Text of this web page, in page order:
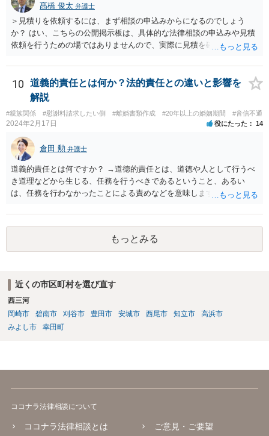
髙橋 俊太 弁護士
＞見積りを依頼するには、まず相談の申込みからになるのでしょう
か？ はい、こちらの公開掲示板は、具体的な法律相談の申込みや見積
依頼を行うための場ではありませんので、実際に見積を確認されたい
わせをしていただく必要があります。
10
道義的責任とは何か？法的責任との違いと影響を
解説
#親族関係 #慰謝料請求したい側 #離婚書類作成 #20年以上の婚姻期間 #音信不通
2024年2月17日 役にたった 14
倉田 勲 弁護士
道義的責任とは何ですか？ →道徳的責任とは、道徳や人として行うべ
き道理などから生じる、任務を行うべきであるということ、あるい
は、任務を行わなかったことによる責めなどを意味します。 道義的責
則はありませんが、道義的責任を果たさないことで、他人からの信用
を無くす、不遇を受けるなどの一般的にはそのような事実上の不利益
もっとみる
近くの市区町村を選び直す
西三河
岡崎市
碧南市 刈谷市 豊田市 安城市 西尾市 知立市
高浜市
みよし市
幸田町
ココナラ法律相談について
ココナラ法律相談とは
ご意見・ご要望